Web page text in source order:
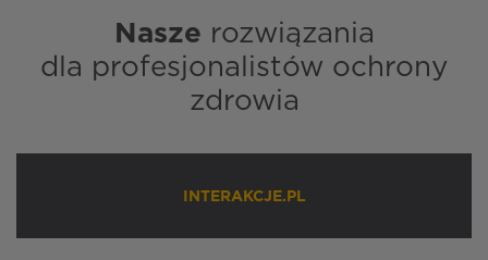
Nasze rozwiązania
dla profesjonalistów ochrony
zdrowia
INTERAKCJE.PL